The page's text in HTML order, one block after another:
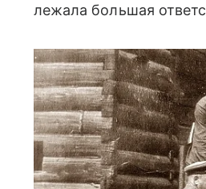
лежала большая